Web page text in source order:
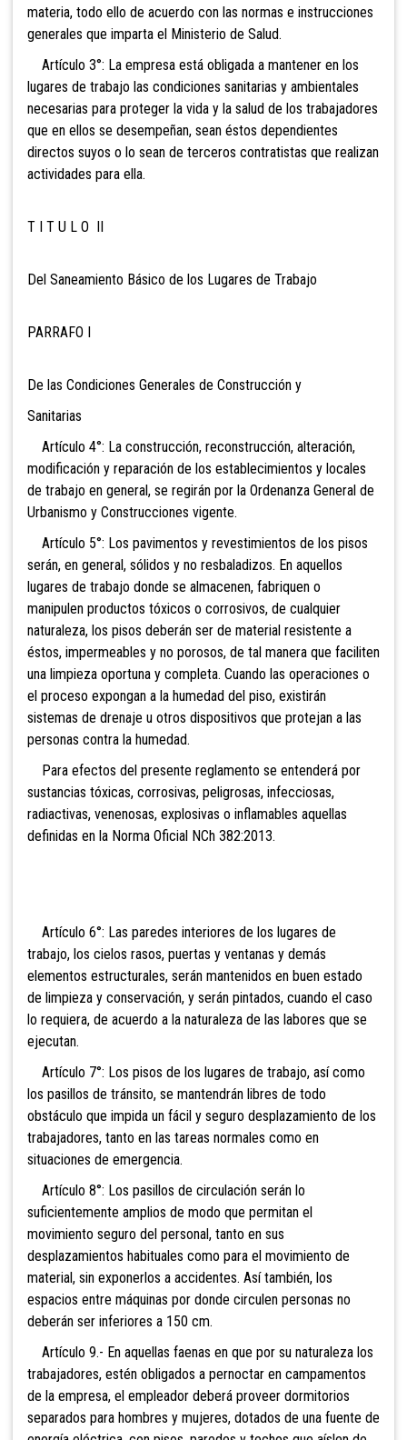
materia, todo ello de acuerdo con las normas e instrucciones
generales que imparta el Ministerio de Salud.
Artículo 3°: La empresa está obligada a mantener en los
lugares de trabajo las condiciones sanitarias y ambientales
necesarias para proteger la vida y la salud de los trabajadores
que en ellos se desempeñan, sean éstos dependientes
directos suyos o lo sean de terceros contratistas que realizan
actividades para ella.
T I T U L O II
Del Saneamiento Básico de los Lugares de Trabajo
PARRAFO I
De las Condiciones Generales de Construcción y
Sanitarias
Artículo 4°: La construcción, reconstrucción, alteración,
modificación y reparación de los establecimientos y locales
de trabajo en general, se regirán por la Ordenanza General de
Urbanismo y Construcciones vigente.
Artículo 5°: Los pavimentos y revestimientos de los pisos
serán, en general, sólidos y no resbaladizos. En aquellos
lugares de trabajo donde se almacenen, fabriquen o
manipulen productos tóxicos o corrosivos, de cualquier
naturaleza, los pisos deberán ser de material resistente a
éstos, impermeables y no porosos, de tal manera que faciliten
una limpieza oportuna y completa. Cuando las operaciones o
el proceso expongan a la humedad del piso, existirán
sistemas de drenaje u otros dispositivos que protejan a las
personas contra la humedad.
Para efectos del presente reglamento se entenderá por
sustancias tóxicas, corrosivas, peligrosas, infecciosas,
radiactivas, venenosas, explosivas o inflamables aquellas
definidas en la Norma Oficial NCh 382:2013.
Artículo 6°: Las paredes interiores de los lugares de
trabajo, los cielos rasos, puertas y ventanas y demás
elementos estructurales, serán mantenidos en buen estado
de limpieza y conservación, y serán pintados, cuando el caso
lo requiera, de acuerdo a la naturaleza de las labores que se
ejecutan.
Artículo 7°: Los pisos de los lugares de trabajo, así como
los pasillos de tránsito, se mantendrán libres de todo
obstáculo que impida un fácil y seguro desplazamiento de los
trabajadores, tanto en las tareas normales como en
situaciones de emergencia.
Artículo 8°: Los pasillos de circulación serán lo
suficientemente amplios de modo que permitan el
movimiento seguro del personal, tanto en sus
desplazamientos habituales como para el movimiento de
material, sin exponerlos a accidentes. Así también, los
espacios entre máquinas por donde circulen personas no
deberán ser inferiores a 150 cm.
Artículo 9.- En aquellas faenas en que por su naturaleza los
trabajadores, estén obligados a pernoctar en campamentos
de la empresa, el empleador deberá proveer dormitorios
separados para hombres y mujeres, dotados de una fuente de